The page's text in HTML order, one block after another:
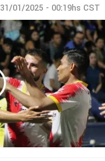
31/01/2025 - 00:19hs CST